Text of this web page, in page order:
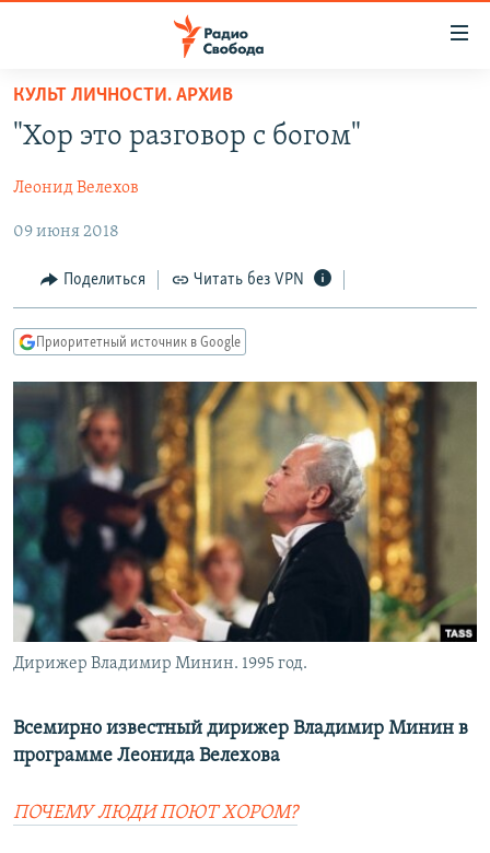
упрощенного
доступа
содержанию
Вернутся
главной
навигации
Вернутся
поиску
ПРОГРАММЫ
ПОДКАСТЫ
АВТОРСКИЕ ПРОЕКТЫ
ЦИТАТЫ СВОБОДЫ
МНЕНИЯ
КУЛЬТУРА
IDEL.РЕАЛИИ
КАВКАЗ.РЕАЛИИ
СЕВЕР.РЕАЛИИ
СИБИРЬ.РЕАЛИИ
РАСПИСАНИЕ ВЕЩАНИЯ
ПОДПИШИТЕСЬ НА РАССЫЛКУ
СОЦИАЛЬНЫЕ СЕТИ
Все сайты РСЕ/РС
КУЛЬТ ЛИЧНОСТИ. АРХИВ
"Хор это разговор с богом"
Леонид Велехов
09 июня 2018
Поделиться Читать без VPN
Приоритетный источник в Google
Дирижер Владимир Минин. 1995 год.
Всемирно известный дирижер Владимир Минин в
программе Леонида Велехова
ПОЧЕМУ ЛЮДИ ПОЮТ ХОРОМ?